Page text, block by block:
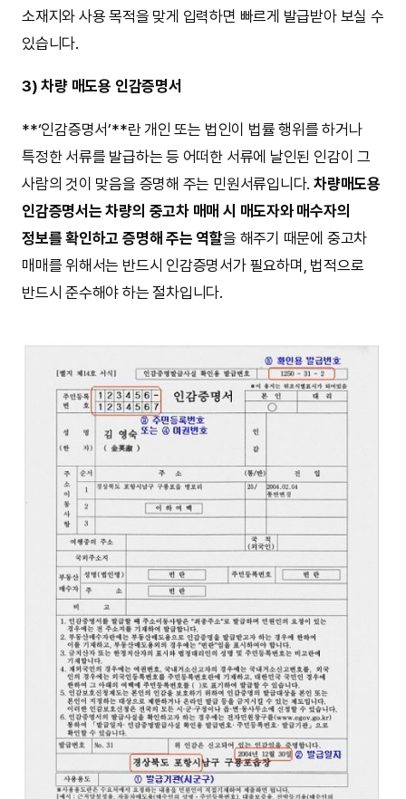
소재지와 사용 목적을 맞게 입력하면 빠르게 발급받아 보실 수
있습니다.
3) 차량 매도용 인감증명서
**‘인감증명서’**란 개인 또는 법인이 법률 행위를 하거나
특정한 서류를 발급하는 등 어떠한 서류에 날인된 인감이 그
사람의 것이 맞음을 증명해 주는 민원서류입니다.차량매도용
인감증명서는 차량의 중고차 매매 시 매도자와 매수자의
정보를 확인하고 증명해 주는 역할을 해주기 때문에 중고차
매매를 위해서는 반드시 인감증명서가 필요하며, 법적으로
반드시 준수해야 하는 절차입니다.